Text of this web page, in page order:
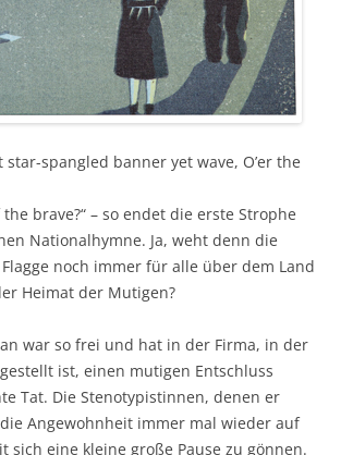
star-spangled banner yet wave, O’er the
brave?“ – so endet die erste Strophe
Nationalhymne. Ja, weht denn die
noch immer für alle über dem Land
Heimat der Mutigen?
war so frei und hat in der Firma, in der
ist, einen mutigen Entschluss
Tat. Die Stenotypistinnen, denen er
Angewohnheit immer mal wieder auf
sich eine kleine große Pause zu gönnen.